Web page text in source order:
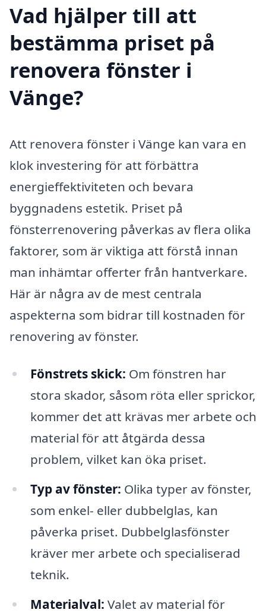
Vad hjälper till att
bestämma priset på
renovera fönster i
Vänge?
Att renovera fönster i Vänge kan vara en
klok investering för att förbättra
energieffektiviteten och bevara
byggnadens estetik. Priset på
fönsterrenovering påverkas av flera olika
faktorer, som är viktiga att förstå innan
man inhämtar offerter från hantverkare.
Här är några av de mest centrala
aspekterna som bidrar till kostnaden för
renovering av fönster.
Fönstrets skick: Om fönstren har
stora skador, såsom röta eller sprickor,
kommer det att krävas mer arbete och
material för att åtgärda dessa
problem, vilket kan öka priset.
Typ av fönster: Olika typer av fönster,
som enkel- eller dubbelglas, kan
påverka priset. Dubbelglasfönster
kräver mer arbete och specialiserad
teknik.
Materialval: Valet av material för